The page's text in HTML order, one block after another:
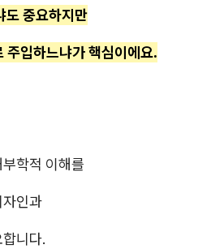
도 중요하지만
주입하느냐가 핵심이에요.
학적 이해를
인과
니다.